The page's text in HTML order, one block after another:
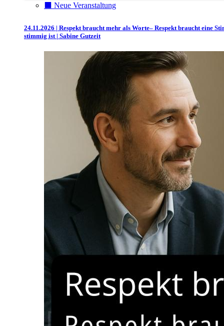
⬛️ Neue Veranstaltung
24.11.2026 | Respekt braucht mehr als Worte– Respekt braucht eine
stimmig ist | Sabine Gutzeit